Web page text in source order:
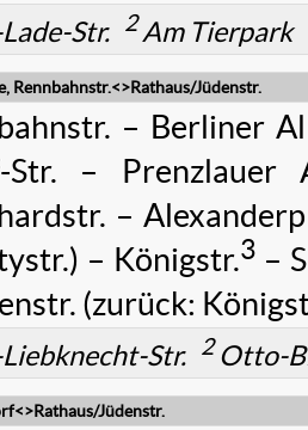
Str. 2Am Tierpark
Rennbahnstr.<>Rathaus/Jüdenstr.
– Berliner
Str. – Prenzlauer
–
– Königstr.3 –
(zurück:
Str. 2Otto-
Jüdenstr.